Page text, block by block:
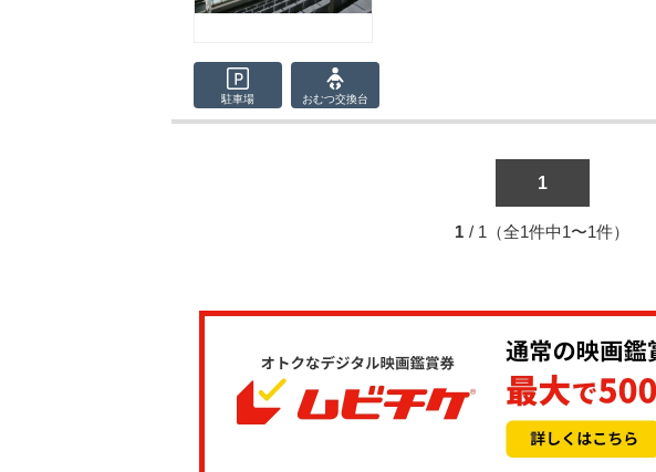
駐車場 おむつ交換台
1
1 / 1（全1件中1〜1件）